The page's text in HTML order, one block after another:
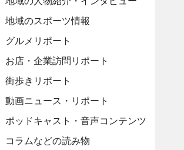
地域のスポーツ情報
グルメリポート
お店・企業訪問リポート
街歩きリポート
動画ニュース・リポート
ポッドキャスト・音声コンテンツ
コラムなどの読み物